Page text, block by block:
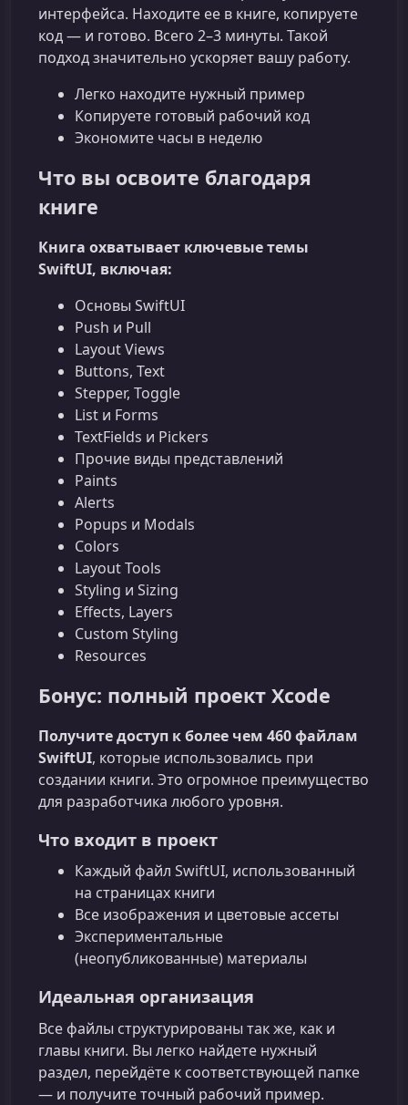
интерфейса. Находите ее в книге, копируете
код — и готово. Всего 2–3 минуты. Такой
подход значительно ускоряет вашу работу.
Легко находите нужный пример
Копируете готовый рабочий код
Экономите часы в неделю
Что вы освоите благодаря
книге
Книга охватывает ключевые темы
SwiftUI, включая:
Основы SwiftUI
Push и Pull
Layout Views
Buttons, Text
Stepper, Toggle
List и Forms
TextFields и Pickers
Прочие виды представлений
Paints
Alerts
Popups и Modals
Colors
Layout Tools
Styling и Sizing
Effects, Layers
Custom Styling
Resources
Бонус: полный проект Xcode
Получите доступ к более чем 460 файлам
SwiftUI, которые использовались при
создании книги. Это огромное преимущество
для разработчика любого уровня.
Что входит в проект
Каждый файл SwiftUI, использованный
на страницах книги
Все изображения и цветовые ассеты
Экспериментальные
(неопубликованные) материалы
Идеальная организация
Все файлы структурированы так же, как и
главы книги. Вы легко найдете нужный
раздел, перейдёте к соответствующей папке
— и получите точный рабочий пример.